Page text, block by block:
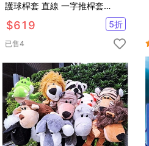
護球桿套 直線 一字推桿套
【GF23014】
$619 5折
已售4